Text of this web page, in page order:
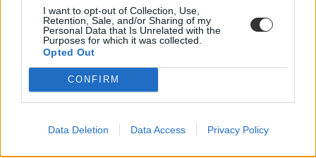
I want to opt-out of Collection, Use,
Retention, Sale, and/or Sharing of my
Personal Data that Is Unrelated with the
Purposes for which it was collected.
Opted Out
CONFIRM
Data Deletion Data Access Privacy Policy
képzés
NKE
Maruzsa Zoltán
pedagógus továbbképzés
pedagógus képzés